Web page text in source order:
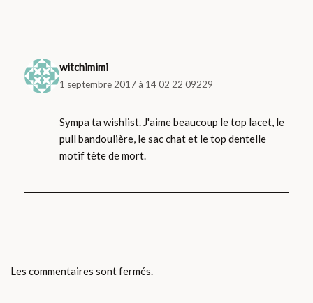
witchimimi
1 septembre 2017 à 14 02 22 09229
Sympa ta wishlist. J'aime beaucoup le top lacet, le
pull bandoulière, le sac chat et le top dentelle
motif tête de mort.
Les commentaires sont fermés.